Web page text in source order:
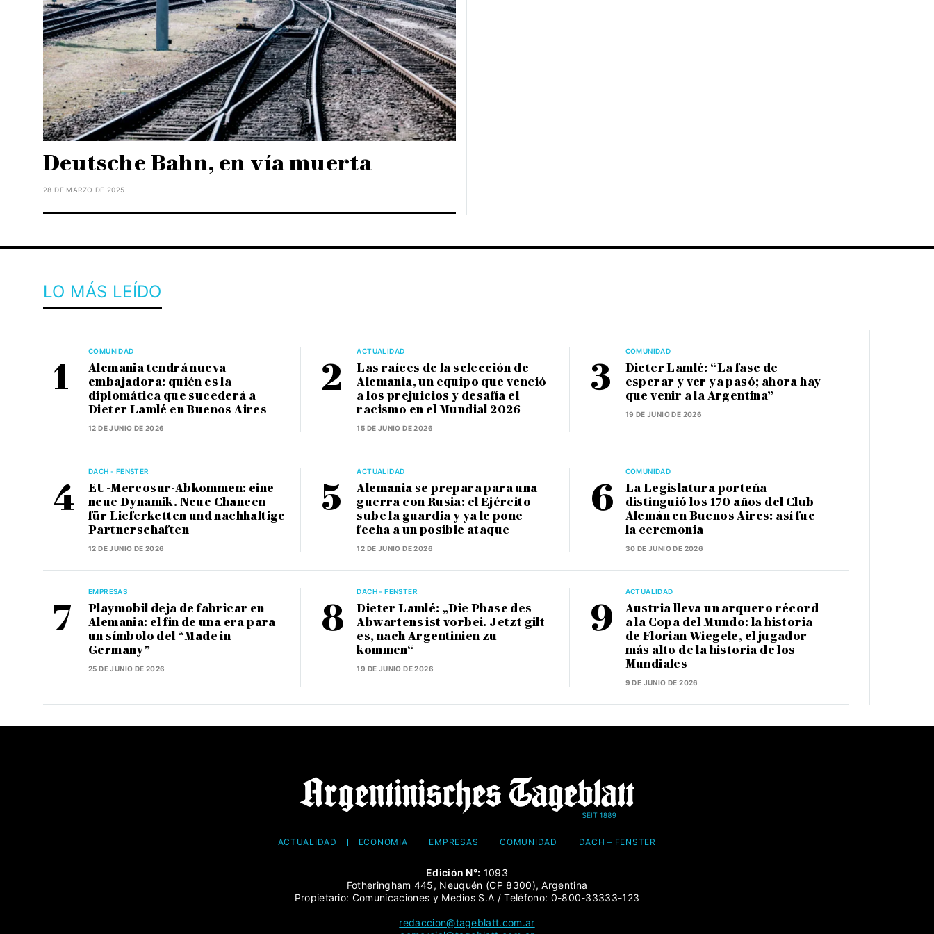
Deutsche Bahn, en vía muerta
28 DE MARZO DE 2025
LO MÁS LEÍDO
COMUNIDAD
Alemania tendrá nueva
embajadora: quién es la
diplomática que sucederá a
Dieter Lamlé en Buenos Aires
12 DE JUNIO DE 2026
ACTUALIDAD
Las raíces de la selección de
Alemania, un equipo que venció
a los prejuicios y desafía el
racismo en el Mundial 2026
15 DE JUNIO DE 2026
COMUNIDAD
Dieter Lamlé: “La fase de
esperar y ver ya pasó; ahora hay
que venir a la Argentina”
19 DE JUNIO DE 2026
DACH - FENSTER
EU-Mercosur-Abkommen: eine
neue Dynamik. Neue Chancen
für Lieferketten und nachhaltige
Partnerschaften
12 DE JUNIO DE 2026
ACTUALIDAD
Alemania se prepara para una
guerra con Rusia: el Ejército
sube la guardia y ya le pone
fecha a un posible ataque
12 DE JUNIO DE 2026
COMUNIDAD
La Legislatura porteña
distinguió los 170 años del Club
Alemán en Buenos Aires: así fue
la ceremonia
30 DE JUNIO DE 2026
EMPRESAS
Playmobil deja de fabricar en
Alemania: el fin de una era para
un símbolo del “Made in
Germany”
25 DE JUNIO DE 2026
DACH - FENSTER
Dieter Lamlé: „Die Phase des
Abwartens ist vorbei. Jetzt gilt
es, nach Argentinien zu
kommen“
19 DE JUNIO DE 2026
ACTUALIDAD
Austria lleva un arquero récord
a la Copa del Mundo: la historia
de Florian Wiegele, el jugador
más alto de la historia de los
Mundiales
9 DE JUNIO DE 2026
ACTUALIDAD ECONOMÍA EMPRESAS COMUNIDAD DACH – FENSTER
Edición N°: 1093
Fotheringham 445, Neuquén (CP 8300), Argentina
Propietario: Comunicaciones y Medios S.A / Teléfono: 0-800-33333-123
redaccion@tageblatt.com.ar